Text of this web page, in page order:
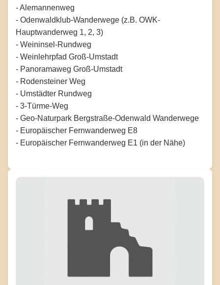
- Alemannenweg
- Odenwaldklub-Wanderwege (z.B. OWK-
Hauptwanderweg 1, 2, 3)
- Weininsel-Rundweg
- Weinlehrpfad Groß-Umstadt
- Panoramaweg Groß-Umstadt
- Rodensteiner Weg
- Umstädter Rundweg
- 3-Türme-Weg
- Geo-Naturpark Bergstraße-Odenwald Wanderwege
- Europäischer Fernwanderweg E8
- Europäischer Fernwanderweg E1 (in der Nähe)